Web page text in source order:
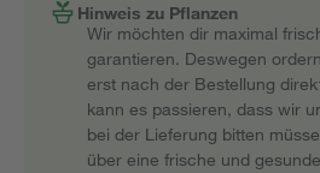
Hinweis zu Pflanzen
Wir möchten dir maximal
garantieren. Deswegen
erst nach der Bestellung
kann es passieren, dass wir
bei der Lieferung bitten
über eine frische und